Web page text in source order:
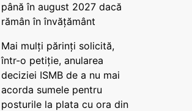
până în august 2027 dacă
rămân în învățământ
Mai mulți părinți solicită,
într-o petiție, anularea
deciziei ISMB de a nu mai
acorda sumele pentru
posturile la plata cu ora din